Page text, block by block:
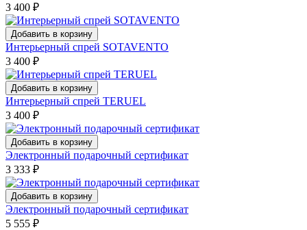
3 400 ₽
Добавить в корзину
Интерьерный спрей SOTAVENTO
3 400 ₽
Добавить в корзину
Интерьерный спрей TERUEL
3 400 ₽
Добавить в корзину
Электронный подарочный сертификат
3 333 ₽
Добавить в корзину
Электронный подарочный сертификат
5 555 ₽